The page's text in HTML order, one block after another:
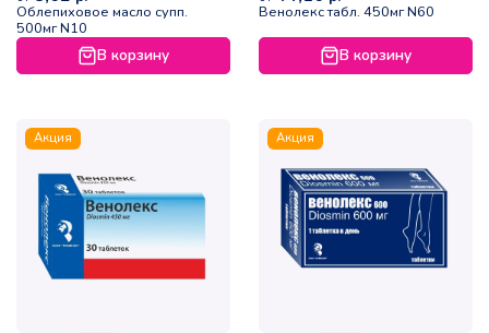
Облепиховое масло супп.
500мг N10
В корзину
Венолекс табл. 450мг N60
В корзину
Акция Акция